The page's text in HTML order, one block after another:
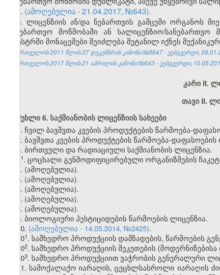
4. (ამოღებულია - 21.04.2017, №643).
5. ლიცენზიის ან/და ნებართვის გამცემი ორგანოს
სანებართვო მოწმობაში ან სალიცენზიო/
რეესტრში მონაცემები შეიძლება შეტანილ იქნეს
საქართველოს 2011 წლის 27 დეკემბრის კანონი №5647 - ვებგვერდი,
საქართველოს 2017 წლის 21 აპრილის კანონი №643 - ვებგვერდი,
კარი II.
თავი II.
მუხლი 6. საქმიანობის ლიცენზიის სახეები
1. ჩვილ ბავშვთა კვების პროდუქტების წარმოება-
2. ბავშვთა კვების პროდუქტების წარმოება-
3. ბირთვული და რადიაციული საქმიანობის ლიცენზია.
3​1. ცოცხალი გენმოდიფიცირებული ორგანიზმების
4. (ამოღებულია).
5. (ამოღებულია).
6. (ამოღებულია).
7. (ამოღებულია).
8. (ამოღებულია).
9. ბიოლოგიური პესტიციდების წარმოების ლიცენზია.
10. (ამოღებულია - 14.05.2014, №2425).
10​1. სამხედრო პროდუქციის დამზადების, წარმოების
10​2. სამხედრო პროდუქციის შეკეთების
10​3. სამხედრო პროდუქციით ვაჭრობის გენერალური
11. სამოქალაქო იარაღის, ცეცხლსასროლი იარაღის